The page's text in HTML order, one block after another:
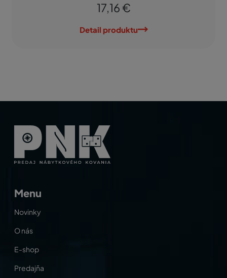
17,16 €
Detail produktu
Menu
Novinky
O nás
E-shop
Predajňa